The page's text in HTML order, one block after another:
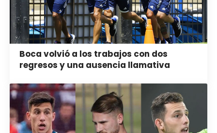
Boca volvió a los trabajos con dos
regresos y una ausencia llamativa